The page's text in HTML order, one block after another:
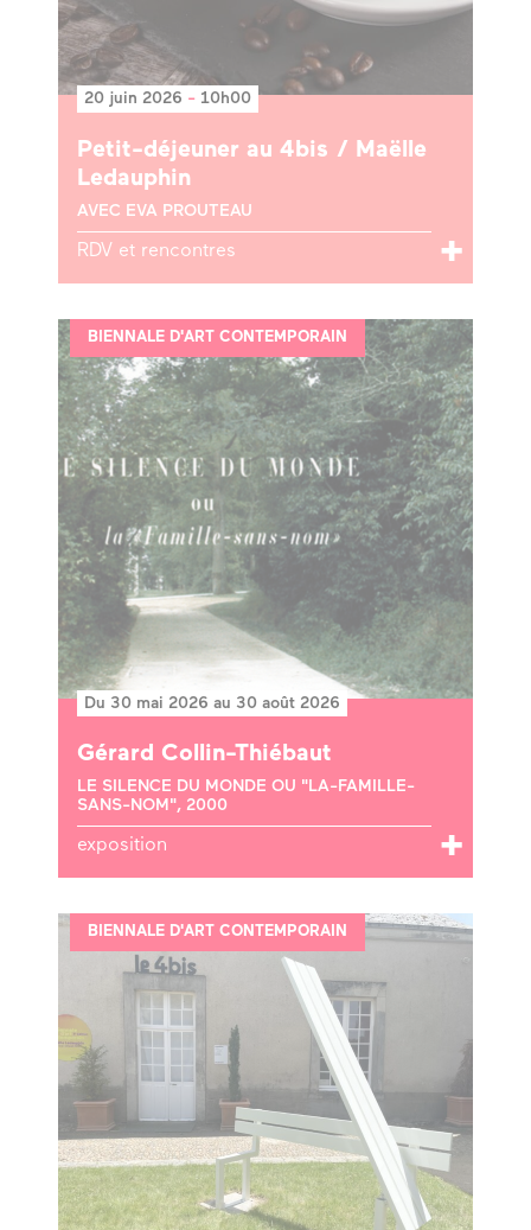
20 juin 2026 - 10h00
Petit-déjeuner au 4bis / Maëlle
Ledauphin
AVEC EVA PROUTEAU
RDV et rencontres
BIENNALE D'ART CONTEMPORAIN
Du 30 mai 2026 au 30 août 2026
Gérard Collin-Thiébaut
LE SILENCE DU MONDE OU "LA-FAMILLE-
SANS-NOM", 2000
exposition
BIENNALE D'ART CONTEMPORAIN